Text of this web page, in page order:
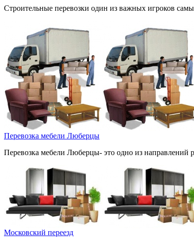
Строительные перевозки один из важных игроков
Перевозка мебели Люберцы
Перевозка мебели Люберцы- это одно из
Московский переезд